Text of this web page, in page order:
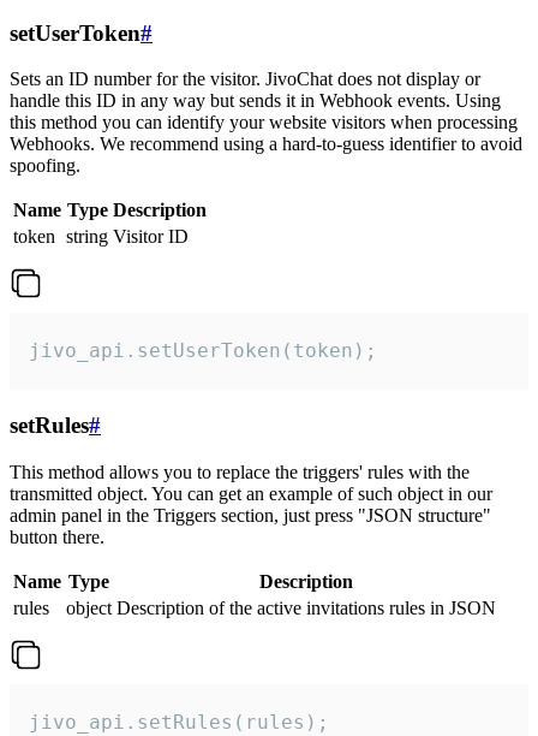
setUserToken#
Sets an ID number for the visitor. JivoChat does not display or
handle this ID in any way but sends it in Webhook events. Using
this method you can identify your website visitors when processing
Webhooks. We recommend using a hard-to-guess identifier to avoid
spoofing.
Name Type Description
token string Visitor ID
jivo_api.setUserToken(token);
setRules#
This method allows you to replace the triggers' rules with the
transmitted object. You can get an example of such object in our
admin panel in the Triggers section, just press "JSON structure"
button there.
Name Type
Description
rules
object Description of the active invitations rules in JSON
jivo_api.setRules(rules);